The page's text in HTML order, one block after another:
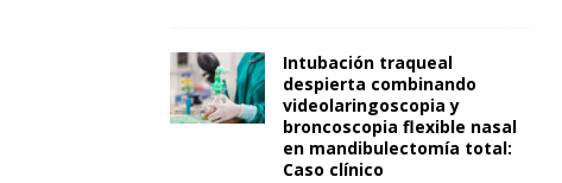
Intubación traqueal
despierta combinando
videolaringoscopia y
broncoscopia flexible nasal
en mandibulectomía total:
Caso clínico